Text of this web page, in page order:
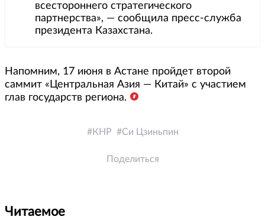
всестороннего стратегического
партнерства», — сообщила пресс-служба
президента Казахстана.
Напомним, 17 июня в Астане пройдет второй
саммит «Центральная Азия — Китай» с участием
глав государств региона.
КНР Си Цзиньпин
Поделиться
Читаемое